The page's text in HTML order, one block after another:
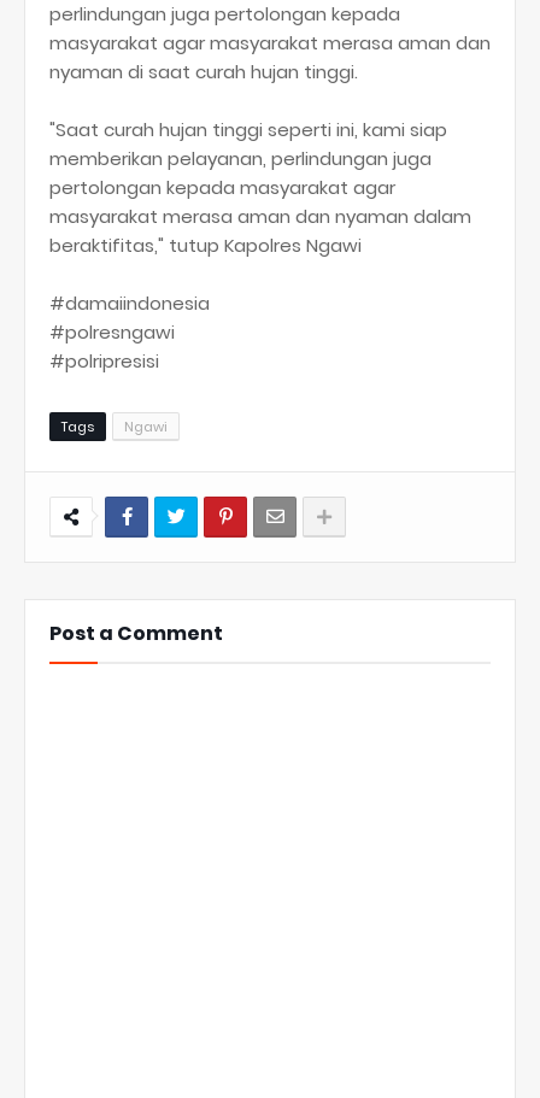
perlindungan juga pertolongan kepada
masyarakat agar masyarakat merasa aman dan
nyaman di saat curah hujan tinggi.
"Saat curah hujan tinggi seperti ini, kami siap
memberikan pelayanan, perlindungan juga
pertolongan kepada masyarakat agar
masyarakat merasa aman dan nyaman dalam
beraktifitas," tutup Kapolres Ngawi
#damaiindonesia
#polresngawi
#polripresisi
Tags Ngawi
Post a Comment